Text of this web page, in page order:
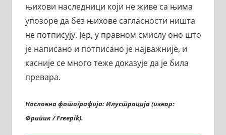
њихови наследници који не живе са њима
упозоре да без њихове сагласности ништа
не потписују. Јер, у правном смислу оно што
је написано и потписано је најважније, и
касније се много теже доказује да је била
превара.
Насловна фотографија: Илустрација (извор:
Фрипик / Freepik).